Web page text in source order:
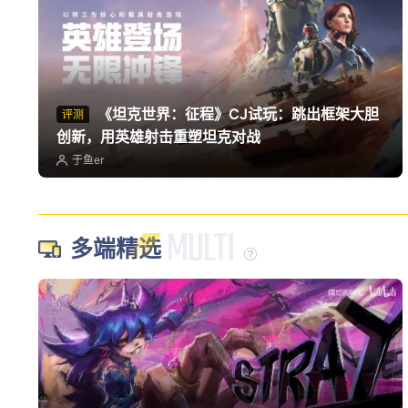
评测
创新，用英雄射击重塑坦克对战
于鱼er
多端精选